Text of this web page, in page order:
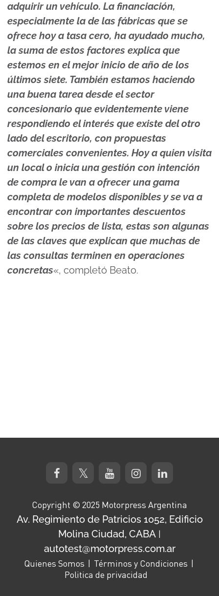
adquirir un vehículo. La financiación,
especialmente la de las fábricas que se
ofrece hoy a tasa cero, ha ayudado mucho,
la suma de estos factores explica que
estemos en el mejor inicio de año de los
últimos siete. También estamos haciendo
una buena tarea desde el sector
concesionario que evidentemente viene
respondiendo el interés que existe del otro
lado del escritorio, con propuestas
comerciales convenientes. Hoy a quien visita
un local o inicia una gestión con intención
de compra le van a ofrecer una gama
completa de modelos disponibles y se va a
encontrar con importantes descuentos
sobre los precios de lista, estas son algunas
de las claves que explican que muchas de
las consultas terminen en operaciones
concretas«, completó Beato.
Copyright © 2025 Motorpress Argentina
Av. Regimiento de Patricios 1052, Edificio
Molina Ciudad, CABA |
autotest@motorpress.com.ar
Quienes Somos
Términos y Condiciones
Politica de privacidad